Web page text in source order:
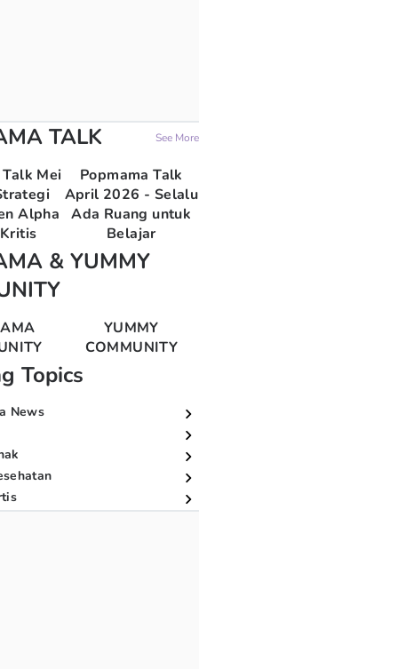
TALK See More
Mei
Alpha
Popmama Talk
April 2026 - Selalu
Ada Ruang untuk
Belajar
& YUMMY
YUMMY
COMMUNITY
Topics
News